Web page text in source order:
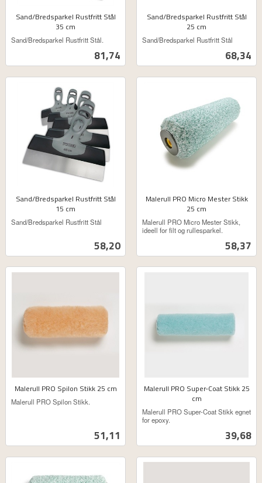
Sand/Bredsparkel Rustfritt Stål
35 cm
Pris
81,74
ekskl.
Sand/Bredsparkel Rustfritt Stål.
Sand/Bredsparkel Rustfritt Stål
25 cm
Pris
68,34
ekskl.
Sand/Bredsparkel Rustfritt Stål
Sand/Bredsparkel Rustfritt Stål
15 cm
Pris
58,20
ekskl.
Sand/Bredsparkel Rustfritt Stål
Malerull PRO Micro Mester Stikk
25 cm
Pris
58,37
ekskl.
mva.
Malerull PRO Micro Mester Stikk,
ideell for filt og rullesparkel.
Malerull PRO Spilon Stikk 25 cm
Pris
51,11
ekskl.
Malerull PRO Spilon Stikk.
Malerull PRO Super-Coat Stikk 25
cm
Pris
39,68
ekskl.
mva.
Malerull PRO Super-Coat Stikk egnet
for epoxy.